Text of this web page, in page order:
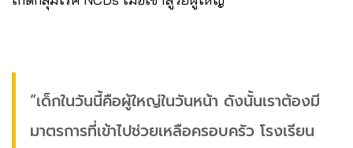
“เด็กในวันนี้คือผู้ใหญ่ในวันหน้า ดังนั้นเราต้องมี
มาตรการที่เข้าไปช่วยเหลือครอบครัว โรงเรียน